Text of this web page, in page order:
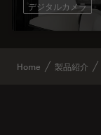
デジタルカメラ
Home 製品紹介